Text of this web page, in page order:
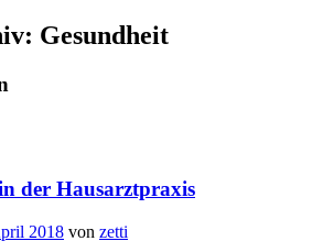
Gesundheit
der Hausarztpraxis
2018 von zetti